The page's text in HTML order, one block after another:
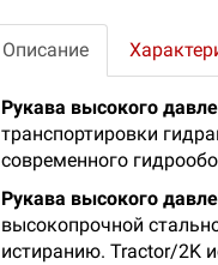
Описание
Рукава высокого
транспортировки
современного
Рукава высокого
высокопрочной
истиранию. Tractor/2K